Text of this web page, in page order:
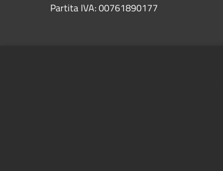
Partita IVA: 00761890177